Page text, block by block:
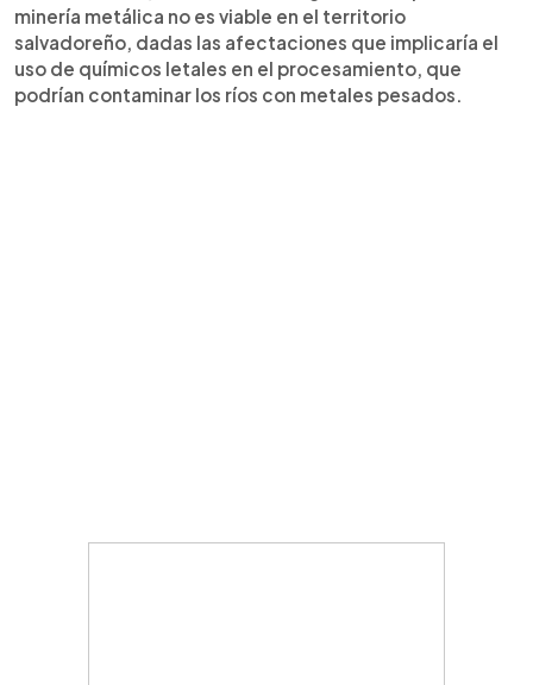
minería metálica no es viable en el territorio
salvadoreño, dadas las afectaciones que implicaría el
uso de químicos letales en el procesamiento, que
podrían contaminar los ríos con metales pesados.